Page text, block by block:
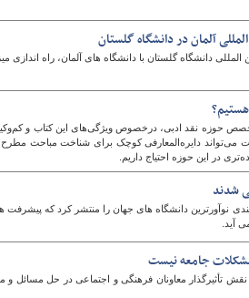
آلمان در دانشگاه گلستان
دانشگاه گلستان با دانشگاه های آلمان، راه اندازی
حوزه نقد ادبی، درخصوص ویژگی‌های این کتاب و
می‌تواند دایره‌المعارفی کوچک برای شناخت مباحث
در این حوزه احتیاج داریم.
شدند
نوآورترین دانشگاه های جهان را منتشر کرد که
آید.
جامعه نیست
نقش تأثیرگذار معاونان فرهنگی و اجتماعی در حل مسائل